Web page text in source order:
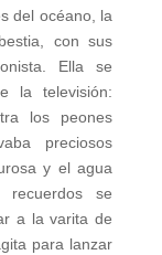
del océano, la
con sus
Ella se
la televisión:
los peones
preciosos
y el agua
se
a la varita de
para lanzar